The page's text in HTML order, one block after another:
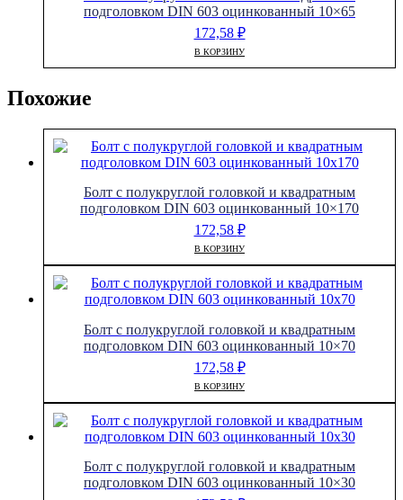
подголовком DIN 603 оцинкованный 10×65
172,58 ₽
В КОРЗИНУ
Похожие
Болт с полукруглой головкой и квадратным
подголовком DIN 603 оцинкованный 10×170
172,58 ₽
В КОРЗИНУ
Болт с полукруглой головкой и квадратным
подголовком DIN 603 оцинкованный 10×70
172,58 ₽
В КОРЗИНУ
Болт с полукруглой головкой и квадратным
подголовком DIN 603 оцинкованный 10×30